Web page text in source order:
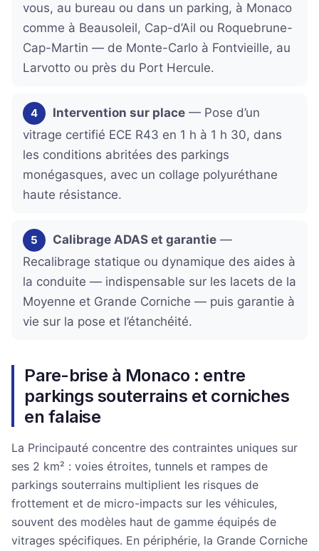
vous, au bureau ou dans un parking, à Monaco
comme à Beausoleil, Cap-d’Ail ou Roquebrune-
Cap-Martin — de Monte-Carlo à Fontvieille, au
Larvotto ou près du Port Hercule.
4 Intervention sur place — Pose d’un
vitrage certifié ECE R43 en 1 h à 1 h 30, dans
les conditions abritées des parkings
monégasques, avec un collage polyuréthane
haute résistance.
5 Calibrage ADAS et garantie —
Recalibrage statique ou dynamique des aides à
la conduite — indispensable sur les lacets de la
Moyenne et Grande Corniche — puis garantie à
vie sur la pose et l’étanchéité.
Pare-brise à Monaco : entre
parkings souterrains et corniches
en falaise
La Principauté concentre des contraintes uniques sur
ses 2 km² : voies étroites, tunnels et rampes de
parkings souterrains multiplient les risques de
frottement et de micro-impacts sur les véhicules,
souvent des modèles haut de gamme équipés de
vitrages spécifiques. En périphérie, la Grande Corniche